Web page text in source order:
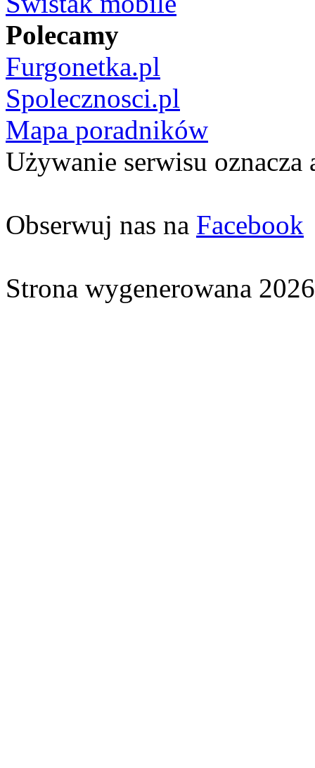
Polecamy
Furgonetka.pl
Spolecznosci.pl
Mapa poradników
Używanie serwisu oznacza
Obserwuj nas na Facebook
Strona wygenerowana